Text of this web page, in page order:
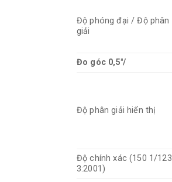
Độ phóng đại / Độ phân
giải
Đo góc 0,5"/
Độ phân giải hiển thị
Độ chính xác (150 1/123
3:2001)